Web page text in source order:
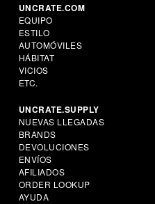
UNCRATE.COM
EQUIPO
ESTILO
AUTOMÓVILES
HÁBITAT
VICIOS
ETC.
UNCRATE.SUPPLY
NUEVAS LLEGADAS
BRANDS
DEVOLUCIONES
ENVÍOS
AFILIADOS
ORDER LOOKUP
AYUDA